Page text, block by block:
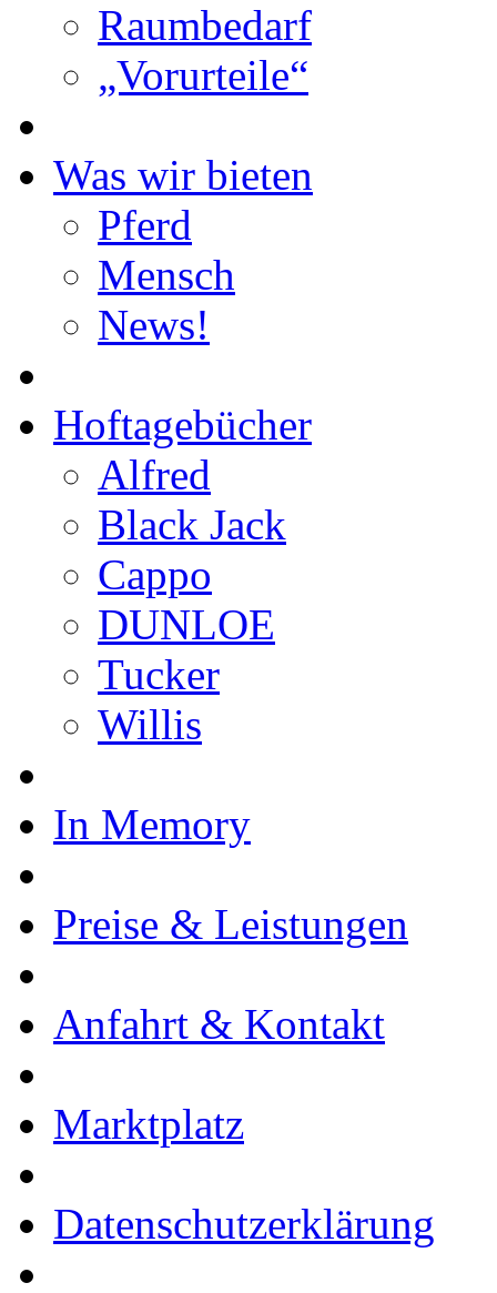
Raumbedarf
„Vorurteile“
Was wir bieten
Pferd
Mensch
News!
Hoftagebücher
Alfred
Black Jack
Cappo
DUNLOE
Tucker
Willis
In Memory
Preise & Leistungen
Anfahrt & Kontakt
Marktplatz
Datenschutzerklärung